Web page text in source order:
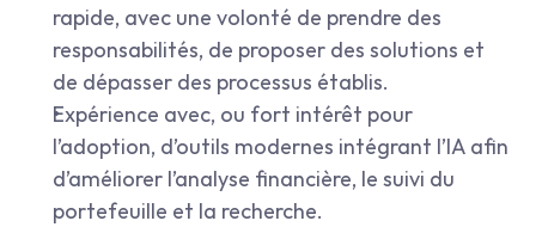
rapide, avec une volonté de prendre des
responsabilités, de proposer des solutions et
de dépasser des processus établis.
Expérience avec, ou fort intérêt pour
l’adoption, d’outils modernes intégrant l’IA afin
d’améliorer l’analyse financière, le suivi du
portefeuille et la recherche.